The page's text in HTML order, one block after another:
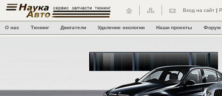
Вход на сайт |
О нас Тюнинг Двигатели Удаление экологии Наши проекты Форум